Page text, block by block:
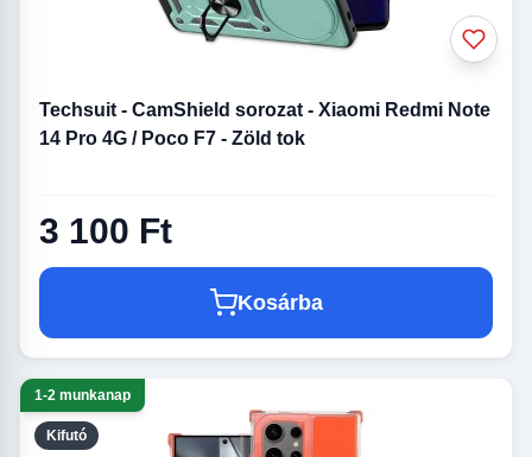
Techsuit - CamShield sorozat - Xiaomi Redmi Note
14 Pro 4G / Poco F7 - Zöld tok
3 100 Ft
Kosárba
Kifutó
1-2 munkanap